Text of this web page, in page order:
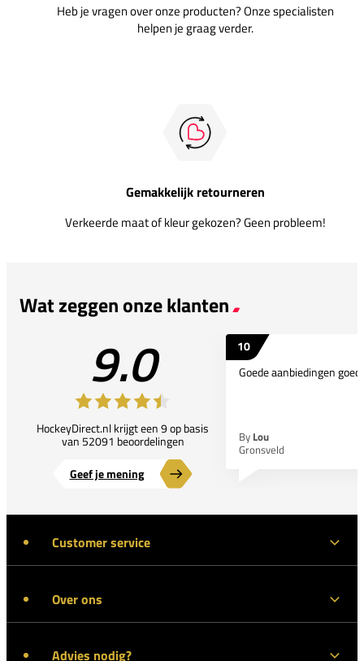
Heb je vragen over onze producten? Onze specialisten
helpen je graag verder.
Gemakkelijk retourneren
Verkeerde maat of kleur gekozen? Geen probleem!
Wat zeggen onze klanten
9.0
HockeyDirect.nl krijgt een 9 op basis
van 52091 beoordelingen
Geef je mening
10
Goede aanbiedingen
By Lou
Gronsveld
Customer service
Over ons
Advies nodig?